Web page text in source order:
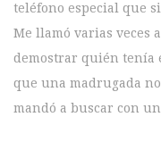
teléfono especial que
Me llamó varias veces
demostrar quién tenía
que una madrugada
mandó a buscar con